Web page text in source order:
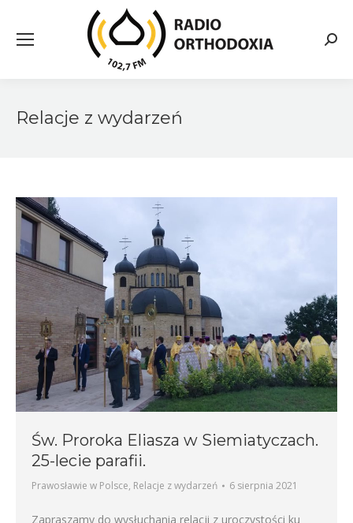
Relacje z wydarzeń
Św. Proroka Eliasza w Siemiatyczach.
25-lecie parafii.
Prawosławie w Polsce, Relacje z wydarzeń 6 sierpnia 2021
Zapraszamy do wysłuchania relacji z uroczystości ku